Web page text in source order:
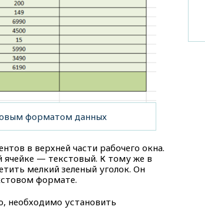
форматом данных
в верхней части рабочего окна.
— текстовый. К тому же в
мелкий зеленый уголок. Он
формате.
необходимо установить